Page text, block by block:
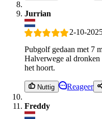
Jurrian
2-10-
Pubgolf gedaan met 7
Halverwege al dronken
het hoort.
Nuttig Reageer
Freddy